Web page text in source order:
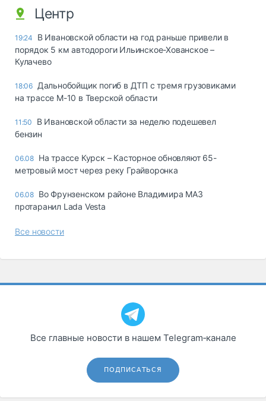
Центр
19:24
В Ивановской области на год раньше привели в
порядок 5 км автодороги Ильинское-Хованское –
Кулачево
18:06 Дальнобойщик погиб в ДТП с тремя грузовиками
на трассе М-10 в Тверской области
11:50
В Ивановской области за неделю подешевел
бензин
06.08 На трассе Курск – Касторное обновляют 65-
метровый мост через реку Грайворонка
06.08 Во Фрунзенском районе Владимира МАЗ
протаранил Lada Vesta
Все новости
Все главные новости в нашем Telegram‑канале
ПОДПИСАТЬСЯ